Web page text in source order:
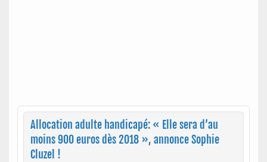
Allocation adulte handicapé: « Elle sera d’au
moins 900 euros dès 2018 », annonce Sophie
Cluzel !